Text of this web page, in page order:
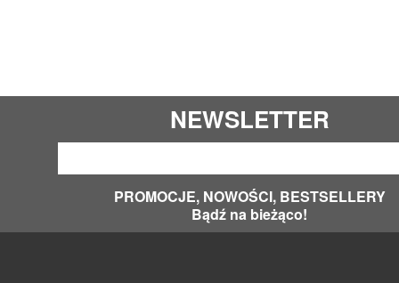
NEWSLETTER
PROMOCJE, NOWOŚCI, BESTSELLERY
Bądź na bieżąco!